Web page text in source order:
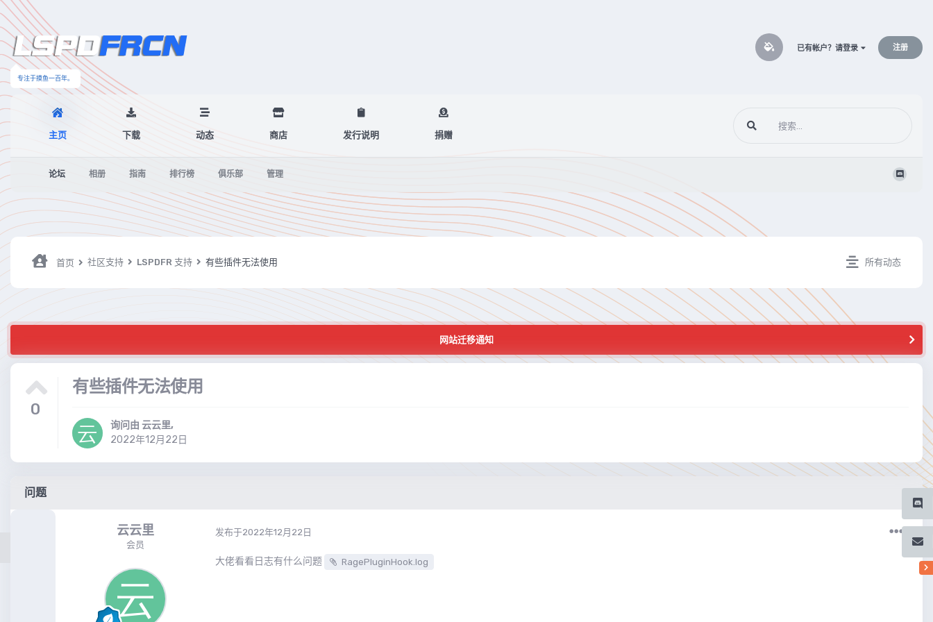
专注于摸鱼一百年。
已有帐户？请登录 注册
主页
论坛 相册 指南 排行榜 俱乐部 管理
下载 动态 商店 发行说明 捐赠
所有动态
首页 社区支持 LSPDFR 支持 有些插件无法使用
网站迁移通知
0
有些插件无法使用
询问由 云云里,
2022年12月22日
问题
云云里
会员
发布于2022年12月22日
大佬看看日志有什么问题 RagePluginHook.log